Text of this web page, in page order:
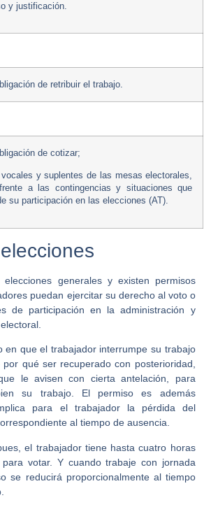
y justificación.
de retribuir el trabajo.
de cotizar;
y suplentes de las mesas electorales,
a las contingencias y situaciones que
su participación en las elecciones (AT).
elecciones generales y existen permisos
puedan ejercitar su derecho al voto o
de participación en la administración y
en que el trabajador interrumpe su trabajo
qué ser recuperado con posterioridad,
le avisen con cierta antelación, para
su trabajo. El permiso es además
para el trabajador la pérdida del
al tiempo de ausencia.
el trabajador tiene hasta cuatro horas
votar. Y cuando trabaje con jornada
se reducirá proporcionalmente al tiempo